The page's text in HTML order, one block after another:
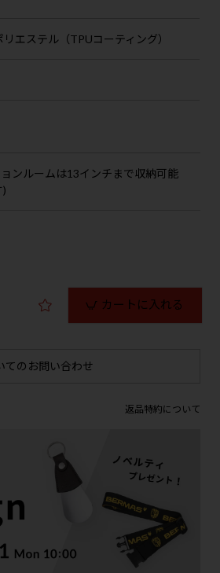
エステル（TPUコーティング）
ンルームは13インチまで収納可能
カートに入れる
てのお問い合わせ
返品特約について